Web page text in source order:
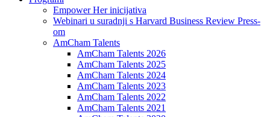
Empower Her inicijativa
Webinari u suradnji s Harvard Business Review Press-
om
AmCham Talents
AmCham Talents 2026
AmCham Talents 2025
AmCham Talents 2024
AmCham Talents 2023
AmCham Talents 2022
AmCham Talents 2021